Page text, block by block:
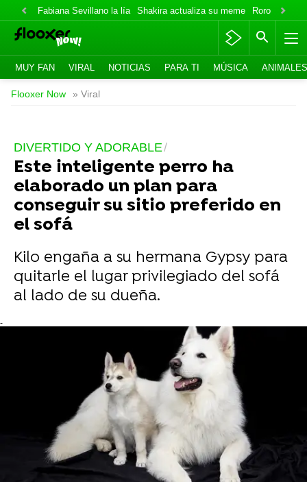
Fabiana Sevillano la lía Shakira actualiza su meme Roro lo niega
MUY FAN VIRAL NOTICIAS PARA TI MÚSICA ANIMALES
Flooxer Now » Viral
DIVERTIDO Y ADORABLE
Este inteligente perro ha
elaborado un plan para
conseguir su sitio preferido en
el sofá
Kilo engaña a su hermana Gypsy para
quitarle el lugar privilegiado del sofá
al lado de su dueña.
-